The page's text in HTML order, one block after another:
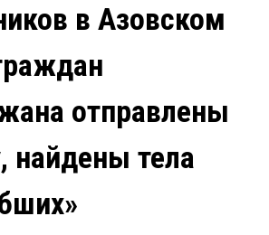
в Азовском
отправлены
найдены тела